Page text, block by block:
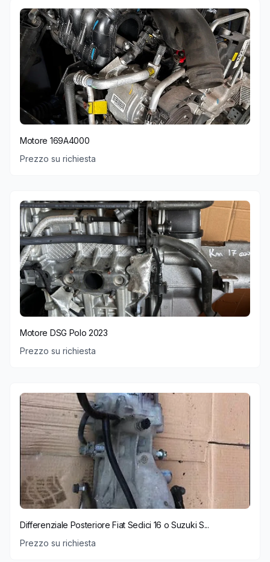
Motore 169A4000
Prezzo su richiesta
Motore DSG Polo 2023
Prezzo su richiesta
Differenziale Posteriore Fiat Sedici 16 o Suzuki S...
Prezzo su richiesta